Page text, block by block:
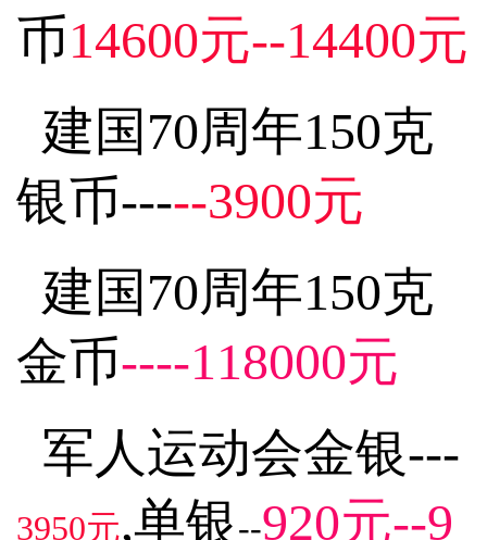
币14600元--14400元
建国70周年150克
银币-----3900元
建国70周年150克
金币----118000元
军人运动会金银---
3950元,单银--920元--9